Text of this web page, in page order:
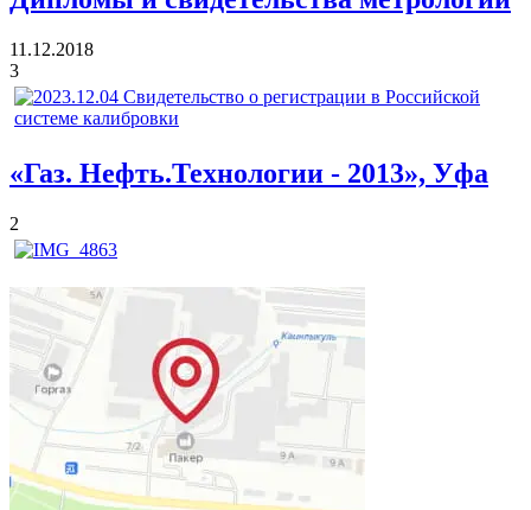
11.12.2018
3
«Газ. Нефть.Технологии - 2013», Уфа
2